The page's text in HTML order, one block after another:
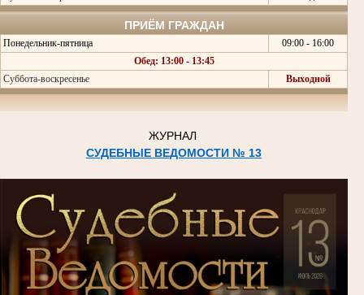
ПРИЁМ ГРАЖДАН
Понедельник-пятница
09:00 - 16:00
Обед: 13:00 - 13:45
Суббота-воскресенье
Выходной
ЖУРНАЛ
СУДЕБНЫЕ ВЕДОМОСТИ № 13